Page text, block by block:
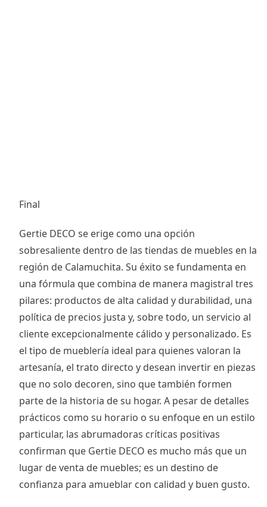
Final
Gertie DECO se erige como una opción
sobresaliente dentro de las tiendas de muebles en la
región de Calamuchita. Su éxito se fundamenta en
una fórmula que combina de manera magistral tres
pilares: productos de alta calidad y durabilidad, una
política de precios justa y, sobre todo, un servicio al
cliente excepcionalmente cálido y personalizado. Es
el tipo de mueblería ideal para quienes valoran la
artesanía, el trato directo y desean invertir en piezas
que no solo decoren, sino que también formen
parte de la historia de su hogar. A pesar de detalles
prácticos como su horario o su enfoque en un estilo
particular, las abrumadoras críticas positivas
confirman que Gertie DECO es mucho más que un
lugar de venta de muebles; es un destino de
confianza para amueblar con calidad y buen gusto.